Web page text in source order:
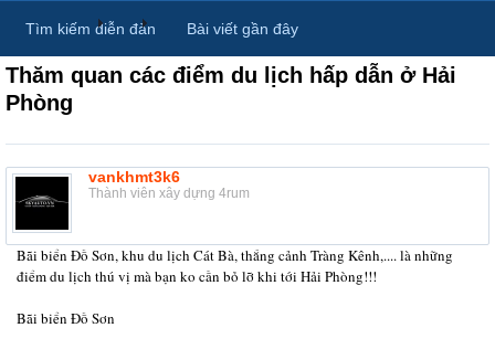
Diễn đàn ... Rao vặt tổng hợp - Uy tín - Miễn phí
Thăm quan các điểm du lịch hấp dẫn ở Hải
Phòng
vankhmt3k6
Thành viên xây dựng 4rum
Bãi biển Đồ Sơn, khu du lịch Cát Bà, thắng cảnh Tràng Kênh,.... là những
điểm du lịch thú vị mà bạn ko cần bỏ lỡ khi tới Hải Phòng!!!
Bãi biển Ðồ Sơn
Tìm kiếm diễn đàn Bài viết gần đây